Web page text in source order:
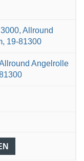
Angelrolle